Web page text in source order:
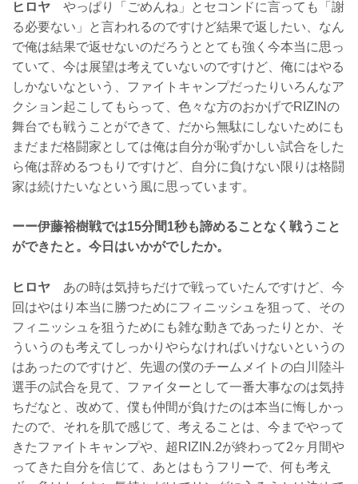
ヒロヤ やっぱり「ごめんね」とセコンドに言っても「謝
る必要ない」と言われるのですけど結果で返したい、なん
で俺は結果で返せないのだろうととても強く今本当に思っ
ていて、今は展望は考えていないのですけど、俺にはやる
しかないなという、ファイトキャンプだったりいろんなア
クション起こしてもらって、色々な方のおかげでRIZINの
舞台でも戦うことができて、だから無駄にしないためにも
まだまだ格闘家としては俺は自分が恥ずかしい試合をした
ら俺は辞めるつもりですけど、自分に負けない限りは格闘
家は続けたいなという風に思っています。
ーー伊藤裕樹戦では15分間1秒も諦めることなく戦うこと
ができたと。今日はいかがでしたか。
ヒロヤ あの時は気持ちだけで戦っていたんですけど、今
回はやはり本当に勝つためにフィニッシュを狙って、その
フィニッシュを狙うためにも雑な動きであったりとか、そ
ういうのも考えてしっかりやらなければいけないというの
はあったのですけど、先週の僕のチームメイトの白川陸斗
選手の試合を見て、ファイターとして一番大事なのは気持
ちだなと、改めて、僕も仲間が負けたのは本当に悔しかっ
たので、それを肌で感じて、考えることは、今までやって
きたファイトキャンプや、超RIZIN.2が終わって2ヶ月間や
ってきた自分を信じて、あとはもうフリーで、何も考え